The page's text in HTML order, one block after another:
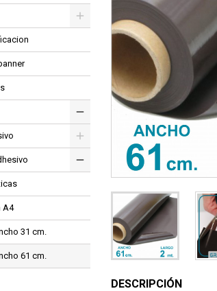
A4
31 cm.
61 cm.
DESCRIPCIÓN